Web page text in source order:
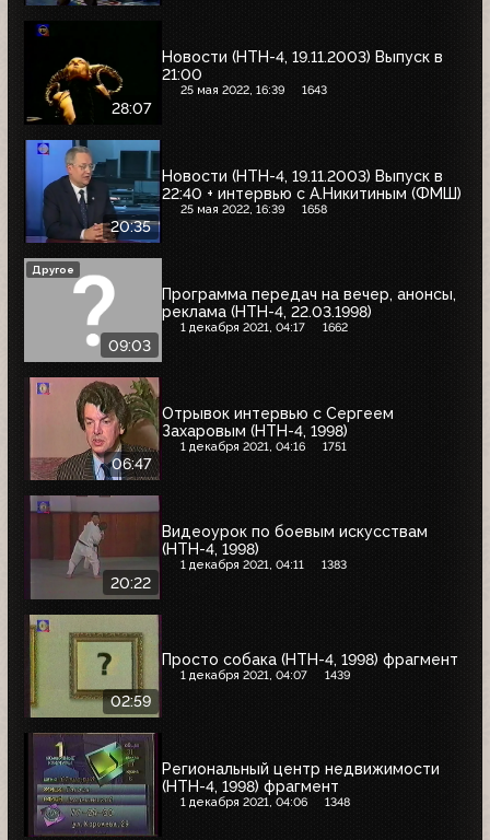
28:07
Новости (НТН-4, 19.11.2003) Выпуск в
21:00
25 мая 2022, 16:39 1643
20:35
Новости (НТН-4, 19.11.2003) Выпуск в
22:40 + интервью с А.Никитиным (ФМШ)
25 мая 2022, 16:39 1658
09:03
Программа передач на вечер, анонсы,
реклама (НТН-4, 22.03.1998)
1 декабря 2021, 04:17 1662
Другое
06:47
Отрывок интервью с Сергеем
Захаровым (НТН-4, 1998)
1 декабря 2021, 04:16 1751
20:22
Видеоурок по боевым искусствам
(НТН-4, 1998)
1 декабря 2021, 04:11 1383
02:59
Просто собака (НТН-4, 1998) фрагмент
1 декабря 2021, 04:07 1439
Региональный центр недвижимости
(НТН-4, 1998) фрагмент
1 декабря 2021, 04:06 1348